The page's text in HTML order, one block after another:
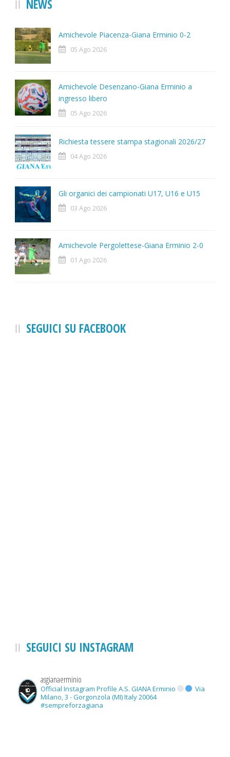
NEWS
Amichevole Piacenza-Giana Erminio 0-2
05 Ago 2026
Amichevole Desenzano-Giana Erminio a
ingresso libero
05 Ago 2026
Richiesta tessere stampa stagionali 2026/27
04 Ago 2026
Gli organici dei campionati U17, U16 e U15
03 Ago 2026
Amichevole Pergolettese-Giana Erminio 2-0
01 Ago 2026
SEGUICI SU FACEBOOK
SEGUICI SU INSTAGRAM
asgianaerminio
Official Instagram Profile A.S. GIANA Erminio
Via
Milano, 3 - Gorgonzola (MI) Italy 20064
#sempreforzagiana